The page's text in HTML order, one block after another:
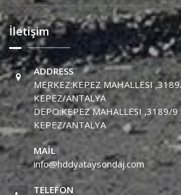
İletişim
ADDRESS
MERKEZ:KEPEZ MAHALLESI
KEPEZ/ANTALYA
DEPO:KEPEZ MAHALLESI ,3189/9
KEPEZ/ANTALYA
MAIL
info@hddyataysondaj.com
TELEFON